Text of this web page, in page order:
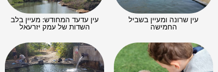
עין שרונה ומעיין בשביל
החמישה
עין עדעד המחודש: מעיין בלב
השדות של עמק יזרעאל